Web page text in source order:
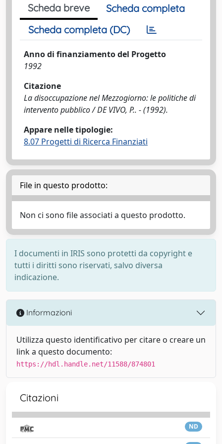
Scheda breve
Scheda completa
Scheda completa (DC)
Anno di finanziamento del Progetto
1992
Citazione
La disoccupazione nel Mezzogiorno: le politiche di
intervento pubblico / DE VIVO, P.. - (1992).
Appare nelle tipologie:
8.07 Progetti di Ricerca Finanziati
File in questo prodotto:
Non ci sono file associati a questo prodotto.
I documenti in IRIS sono protetti da copyright e
tutti i diritti sono riservati, salvo diversa
indicazione.
Informazioni
Utilizza questo identificativo per citare o creare un
link a questo documento:
https://hdl.handle.net/11588/874801
Citazioni
ND